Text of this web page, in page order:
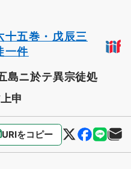
十五巻・戊辰三
一件
島ニ於テ異宗徒処
申
URIをコピー